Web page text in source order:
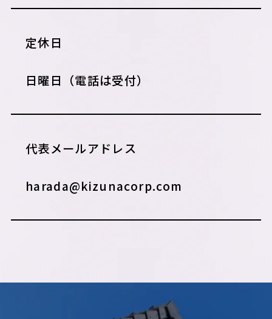
定休日
日曜日（電話は受付）
代表メールアドレス
harada@kizunacorp.com